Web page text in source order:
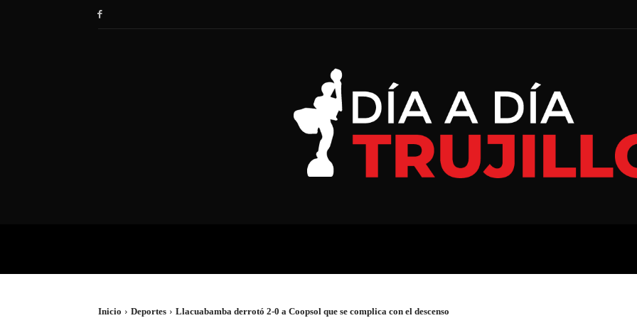
Inicio Deportes Llacuabamba derrotó 2-0 a Coopsol que se complica con el descenso